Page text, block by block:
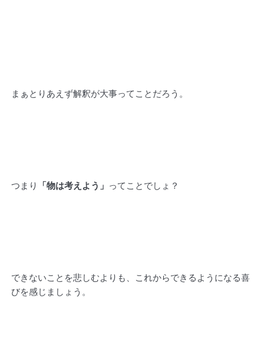
まぁとりあえず解釈が大事ってことだろう。
つまり 「物は考えよう」 ってことでしょ？
できないことを悲しむよりも、これからできるようになる喜
びを感じましょう。